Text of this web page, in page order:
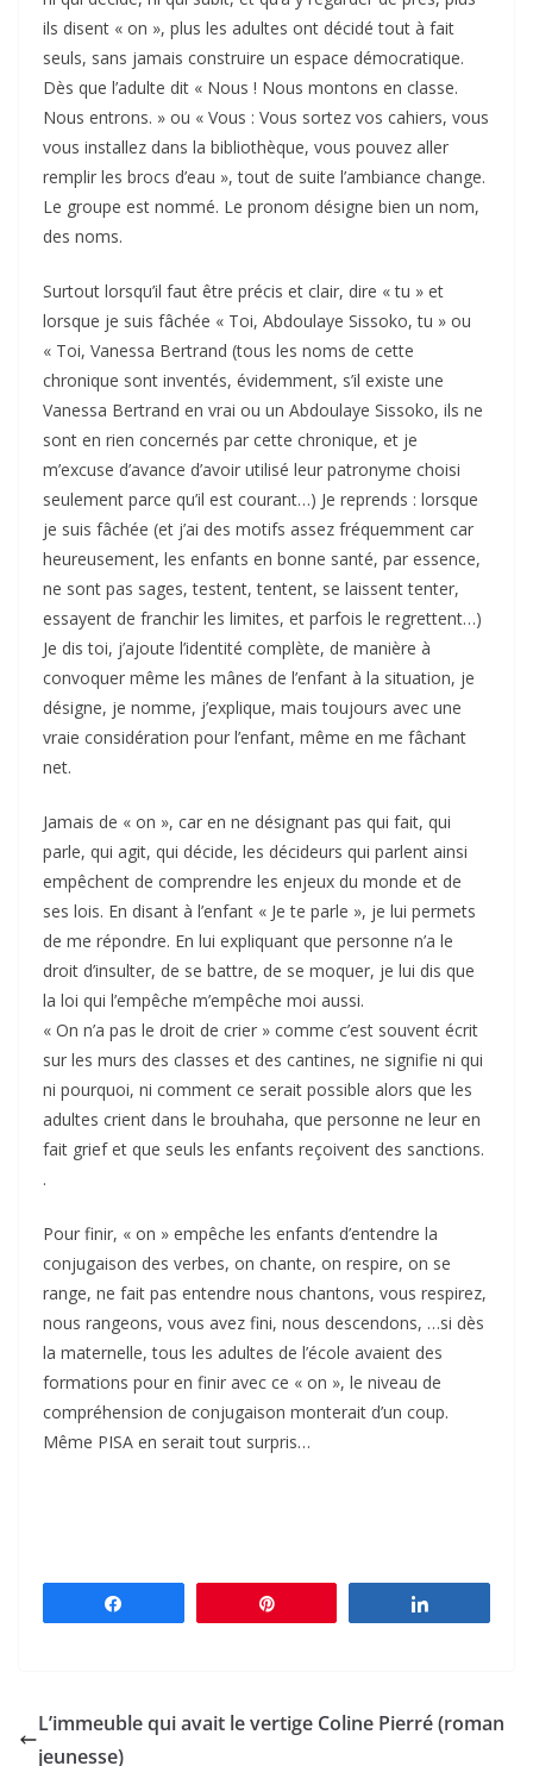
ils disent « on », plus les adultes ont décidé tout à fait
seuls, sans jamais construire un espace démocratique.
Dès que l’adulte dit « Nous ! Nous montons en classe.
Nous entrons. » ou « Vous : Vous sortez vos cahiers, vous
vous installez dans la bibliothèque, vous pouvez aller
remplir les brocs d’eau », tout de suite l’ambiance change.
Le groupe est nommé. Le pronom désigne bien un nom,
des noms.
Surtout lorsqu’il faut être précis et clair, dire « tu » et
lorsque je suis fâchée « Toi, Abdoulaye Sissoko, tu » ou
« Toi, Vanessa Bertrand (tous les noms de cette
chronique sont inventés, évidemment, s’il existe une
Vanessa Bertrand en vrai ou un Abdoulaye Sissoko, ils ne
sont en rien concernés par cette chronique, et je
m’excuse d’avance d’avoir utilisé leur patronyme choisi
seulement parce qu’il est courant…) Je reprends : lorsque
je suis fâchée (et j’ai des motifs assez fréquemment car
heureusement, les enfants en bonne santé, par essence,
ne sont pas sages, testent, tentent, se laissent tenter,
essayent de franchir les limites, et parfois le regrettent…)
Je dis toi, j’ajoute l’identité complète, de manière à
convoquer même les mânes de l’enfant à la situation, je
désigne, je nomme, j’explique, mais toujours avec une
vraie considération pour l’enfant, même en me fâchant
net.
Jamais de « on », car en ne désignant pas qui fait, qui
parle, qui agit, qui décide, les décideurs qui parlent ainsi
empêchent de comprendre les enjeux du monde et de
ses lois. En disant à l’enfant « Je te parle », je lui permets
de me répondre. En lui expliquant que personne n’a le
droit d’insulter, de se battre, de se moquer, je lui dis que
la loi qui l’empêche m’empêche moi aussi.
« On n’a pas le droit de crier » comme c’est souvent écrit
sur les murs des classes et des cantines, ne signifie ni qui
ni pourquoi, ni comment ce serait possible alors que les
adultes crient dans le brouhaha, que personne ne leur en
fait grief et que seuls les enfants reçoivent des sanctions.
.
Pour finir, « on » empêche les enfants d’entendre la
conjugaison des verbes, on chante, on respire, on se
range, ne fait pas entendre nous chantons, vous respirez,
nous rangeons, vous avez fini, nous descendons, …si dès
la maternelle, tous les adultes de l’école avaient des
formations pour en finir avec ce « on », le niveau de
compréhension de conjugaison monterait d’un coup.
Même PISA en serait tout surpris…
L’immeuble qui avait le vertige Coline Pierré (roman
jeunesse)